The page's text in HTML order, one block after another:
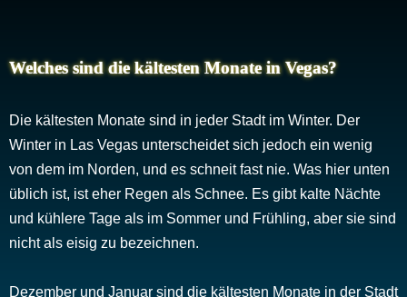
Welches sind die kältesten Monate in Vegas?
Die kältesten Monate sind in jeder Stadt im Winter. Der
Winter in Las Vegas unterscheidet sich jedoch ein wenig
von dem im Norden, und es schneit fast nie. Was hier unten
üblich ist, ist eher Regen als Schnee. Es gibt kalte Nächte
und kühlere Tage als im Sommer und Frühling, aber sie sind
nicht als eisig zu bezeichnen.
Dezember und Januar sind die kältesten Monate in der Stadt